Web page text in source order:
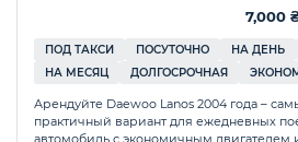
7,000
ПОД ТАКСИ ПОСУТОЧНО НА ДЕНЬ
НА МЕСЯЦ
ДОЛГОСРОЧНАЯ
Арендуйте Daewoo Lanos 2004 года –
практичный вариант для ежедневных
автомобиль с экономичным двигателем